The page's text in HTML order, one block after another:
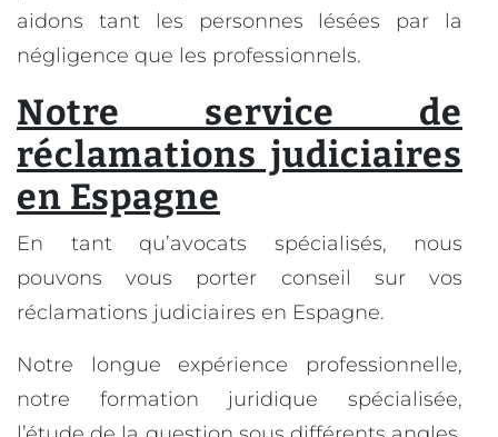
aidons tant les personnes lésées par la
négligence que les professionnels.
Notre service de
réclamations judiciaires
en Espagne
En tant qu’avocats spécialisés, nous
pouvons vous porter conseil sur vos
réclamations judiciaires en Espagne.
Notre longue expérience professionnelle,
notre formation juridique spécialisée,